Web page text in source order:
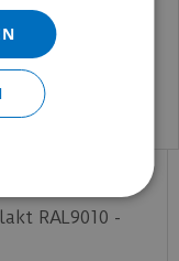
RAL9010 -
via